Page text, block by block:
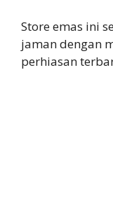
Store emas ini
jaman dengan
perhiasan